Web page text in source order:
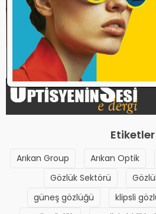
Etiketler
Arıkan Group Arıkan Optik
Gözlük Sektörü
güneş gözlüğü
klipsli